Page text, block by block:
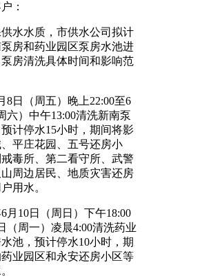
：
水水质，市供水公司拟计
房和药业园区泵房水池进
房清洗具体时间和影响范
8日（周五）晚上22:00至6
六）中午13:00清洗新南泵
计停水15小时，期间将影
平庄花园、五号还房小
毒所、第二看守所、武警
周边居民、地质灾害还房
用水。
月10日（周日）下午18:00
（周一）凌晨4:00清洗药业
池，预计停水10小时，期
业园区和永安还房小区等